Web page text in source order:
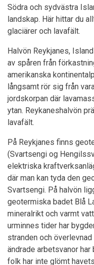
Södra och sydvästra
landskap. Här hittar du
glaciärer och lavafält.
Halvön Reykjanes,
av spåren från
amerikanska
långsamt rör sig från
jordskorpan där
ytan. Reykaneshalvön
lavafält.
På Reykjanes finns
(Svartsengi og
elektriska
där man kan tyda den
Svartsengi. På halvön
geotermiska badet Blå
mineralrikt och varmt
urminnes tider har
stranden och
ändrade arbetsvanor
folk har inte glömt